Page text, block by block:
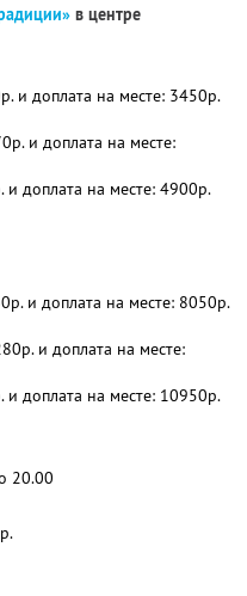
в центре
и доплата на месте: 3450р.
и доплата на месте:
доплата на месте: 4900р.
и доплата на месте: 8050р.
и доплата на месте:
доплата на месте: 10950р.
20.00